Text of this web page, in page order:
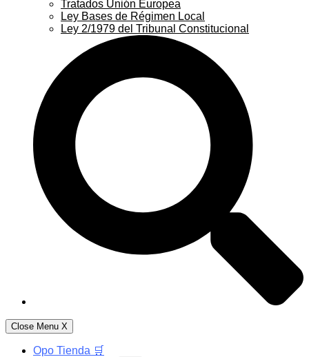
Tratados Unión Europea
Ley Bases de Régimen Local
Ley 2/1979 del Tribunal Constitucional
Close Menu X
Opo Tienda 🛒